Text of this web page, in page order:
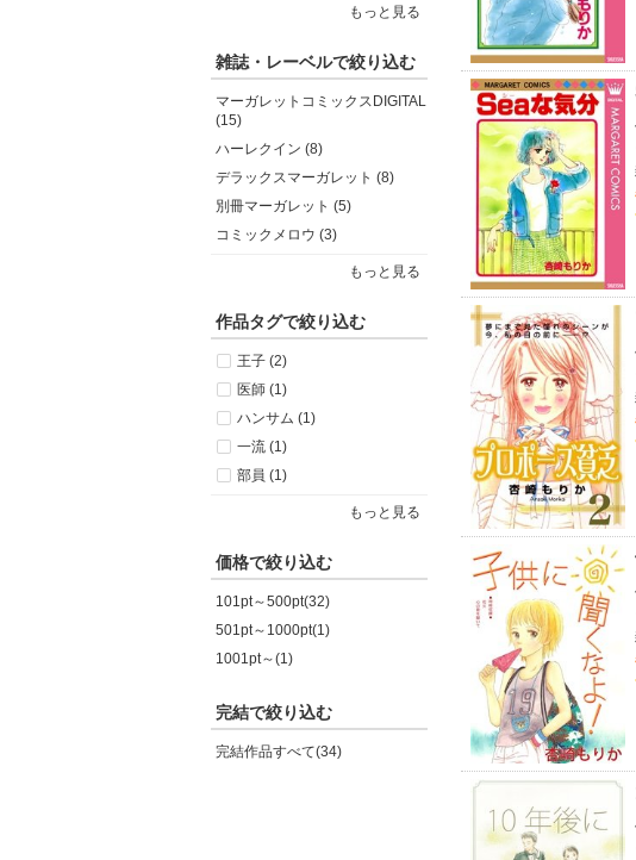
もっと見る
雑誌・レーベルで絞り込む
マーガレットコミックスDIGITAL
(15)
ハーレクイン (8)
デラックスマーガレット (8)
別冊マーガレット (5)
コミックメロウ (3)
もっと見る
作品タグで絞り込む
王子 (2)
医師 (1)
ハンサム (1)
一流 (1)
部員 (1)
もっと見る
価格で絞り込む
101pt～500pt(32)
501pt～1000pt(1)
1001pt～(1)
完結で絞り込む
完結作品すべて(34)